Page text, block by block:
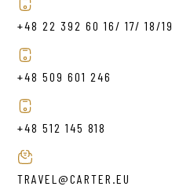
+48 22 392 60 16/ 17/ 18/19
+48 509 601 246
+48 512 145 818
TRAVEL@CARTER.EU